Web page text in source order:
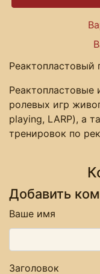
Реактопластовый
Реактопластовые
ролевых игр
playing, LARP), а
тренировок по
Добавить
Ваше имя
Заголовок